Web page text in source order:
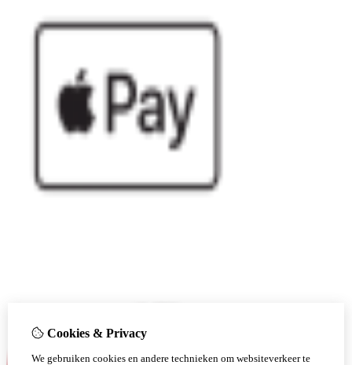
Cookies & Privacy
We gebruiken cookies en andere technieken om websiteverkeer te